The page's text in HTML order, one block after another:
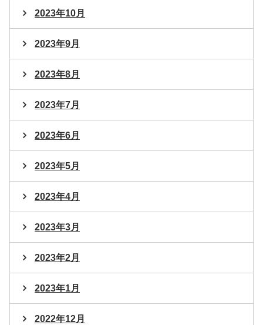
2023年10月
2023年9月
2023年8月
2023年7月
2023年6月
2023年5月
2023年4月
2023年3月
2023年2月
2023年1月
2022年12月